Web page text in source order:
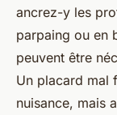
ancrez-y les
parpaing ou en
peuvent être
Un placard mal
nuisance, mais